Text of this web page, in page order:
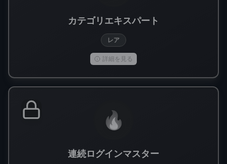
カテゴリエキスパート
レア
詳細を見る
🔥
連続ログインマスター